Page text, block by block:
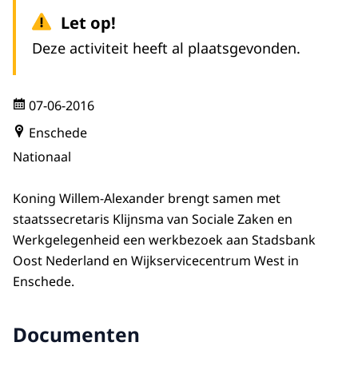
Let op!
Deze activiteit heeft al plaatsgevonden.
07-06-2016
Enschede
Nationaal
Koning Willem-Alexander brengt samen met
staatssecretaris Klijnsma van Sociale Zaken en
Werkgelegenheid een werkbezoek aan Stadsbank
Oost Nederland en Wijkservicecentrum West in
Enschede.
Documenten